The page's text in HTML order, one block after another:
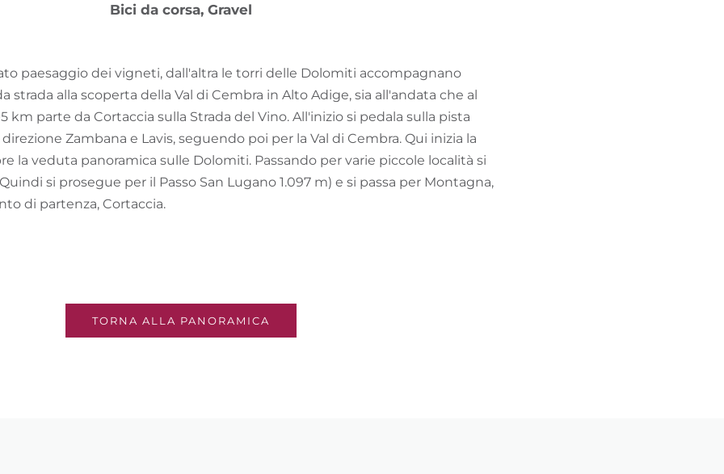
Bici da corsa, Gravel
paesaggio dei vigneti, dall'altra le torri delle Dolomiti accompagnano
strada alla scoperta della Val di Cembra in Alto Adige, sia all'andata che al
km parte da Cortaccia sulla Strada del Vino. All'inizio si pedala sulla pista
Zambana e Lavis, seguendo poi per la Val di Cembra. Qui inizia la
la veduta panoramica sulle Dolomiti. Passando per varie piccole località si
si prosegue per il Passo San Lugano 1.097 m) e si passa per Montagna,
di partenza, Cortaccia.
TORNA ALLA PANORAMICA